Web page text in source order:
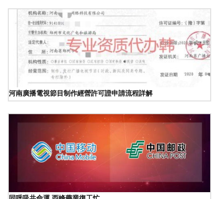
河南廣播電視節目制作經營許可證申請流程詳解